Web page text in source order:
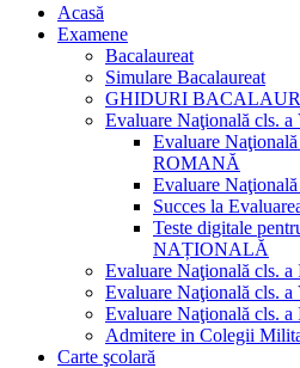
Acasă
Examene
Bacalaureat
Simulare Bacalaureat
GHIDURI
Evaluare Naţională cls.
Evaluare
ROMANĂ
Evaluare
Succes la
Teste digitale
NAȚIONALĂ
Evaluare Naţională cls. a
Evaluare Naţională cls. a
Evaluare Naţională cls. a
Admitere in Colegii
Carte şcolară